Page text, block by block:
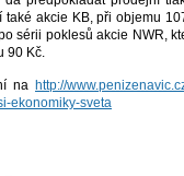
také akcie KB, při objemu
sérii poklesů akcie NWR,
90 Kč.
na http://
ekonomiky-sveta